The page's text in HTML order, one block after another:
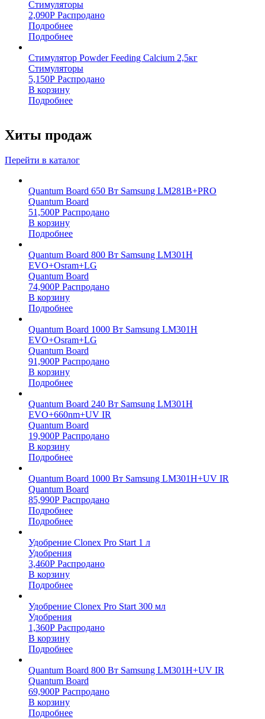
Стимуляторы
2,090Р Распродано
Подробнее
Подробнее
Стимулятор Powder Feeding Calcium 2,5кг
Стимуляторы
5,150Р Распродано
В корзину
Подробнее
Хиты продаж
Перейти в каталог
Quantum Board 650 Вт Samsung LM281B+PRO
Quantum Board
51,500Р Распродано
В корзину
Подробнее
Quantum Board 800 Вт Samsung LM301H
EVO+Osram+LG
Quantum Board
74,900Р Распродано
В корзину
Подробнее
Quantum Board 1000 Вт Samsung LM301H
EVO+Osram+LG
Quantum Board
91,900Р Распродано
В корзину
Подробнее
Quantum Board 240 Вт Samsung LM301H
EVO+660nm+UV IR
Quantum Board
19,900Р Распродано
В корзину
Подробнее
Quantum Board 1000 Вт Samsung LM301H+UV IR
Quantum Board
85,990Р Распродано
Подробнее
Подробнее
Удобрение Clonex Pro Start 1 л
Удобрения
3,460Р Распродано
В корзину
Подробнее
Удобрение Clonex Pro Start 300 мл
Удобрения
1,360Р Распродано
В корзину
Подробнее
Quantum Board 800 Вт Samsung LM301H+UV IR
Quantum Board
69,900Р Распродано
В корзину
Подробнее